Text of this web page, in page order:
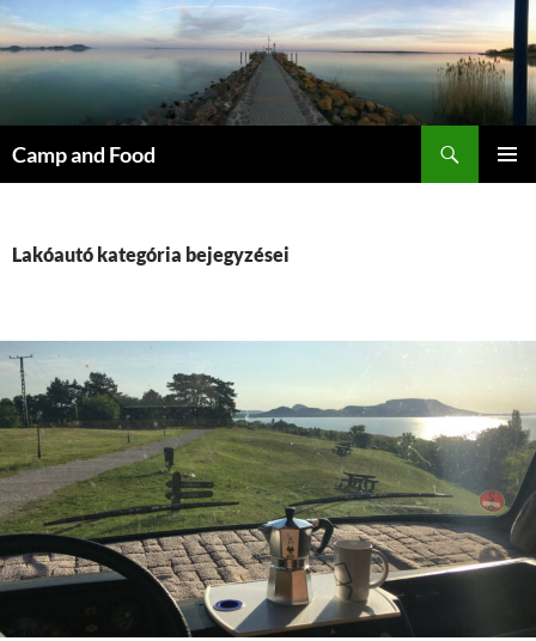
Kilépés
a
tartalomba
Camp and Food
Lakóautó kategória bejegyzései